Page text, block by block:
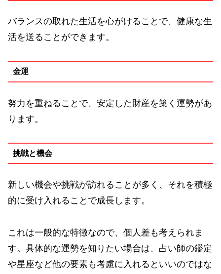
バランスの取れた生活を心がけることで、健康な生
活を送ることができます。
金運
努力を重ねることで、安定した財産を築く運勢があ
ります。
挑戦と機会
新しい機会や挑戦が訪れることが多く、それを積極
的に受け入れることで成長します。
これは一般的な特徴なので、個人差も考えられま
す。具体的な運勢を知りたい場合は、占い師の鑑定
や星座など他の要素も考慮に入れるといいのではな